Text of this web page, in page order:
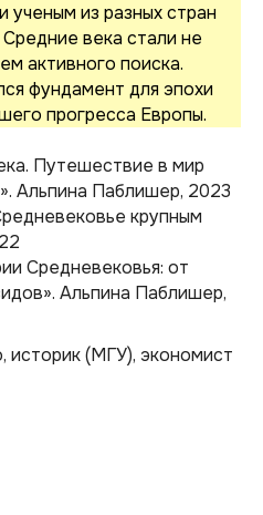
ученым из разных стран
века стали не
активного поиска.
фундамент для эпохи
прогресса Европы.
Путешествие в мир
Альпина Паблишер, 2023
крупным
Средневековья: от
Альпина Паблишер,
историк (МГУ), экономист